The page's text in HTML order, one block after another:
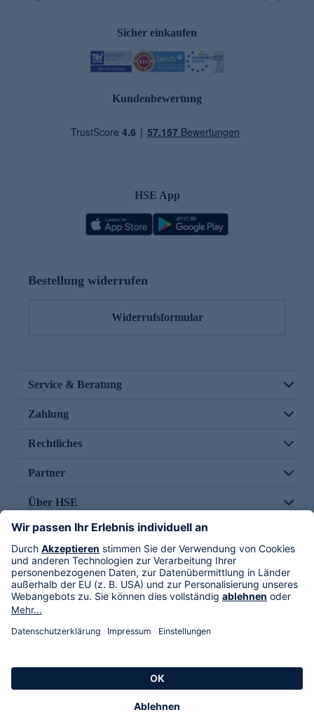
Sicher einkaufen
Kundenbewertung
HSE App
Bestellung widerrufen
Widerrufsformular
Service & Beratung
Zahlung
Rechtliches
Partner
Über HSE
Im TV
HSE International